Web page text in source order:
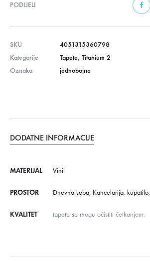
PODIJELI
SKU
4051315360798
Kategorije
Tapete, Titanium 2
Oznaka
jednobojne
DODATNE INFORMACIJE
MATERIJAL Vinil
PROSTOR Dnevna soba, Kancelarija, kupatilo,
KVALITET tapete se mogu očistiti četkanjem.